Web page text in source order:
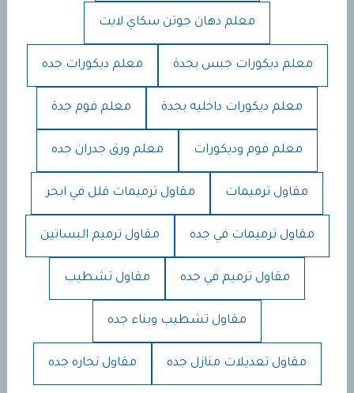
معلم دهان جوتن سكاي لايت
معلم ديكورات جبس بجدة معلم ديكورات جده
معلم ديكورات داخليه بجدة معلم فوم جدة
معلم فوم وديكورات معلم ورق جدران جده
مقاول ترميمات مقاول ترميمات فلل في ابحر
مقاول ترميمات في جده مقاول ترميم البساتين
مقاول ترميم في جده مقاول تشطيب
مقاول تشطيب وبناء جده
مقاول تعديلات منازل جده مقاول نجاره جده